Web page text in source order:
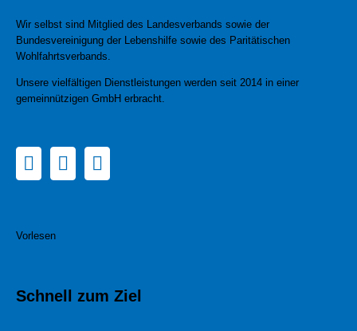
Wir selbst sind Mitglied des Landesverbands sowie der
Bundesvereinigung der Lebenshilfe sowie des Paritätischen
Wohlfahrtsverbands.
Unsere vielfältigen Dienstleistungen werden seit 2014 in einer
gemeinnützigen GmbH erbracht.
Vorlesen
Schnell zum Ziel